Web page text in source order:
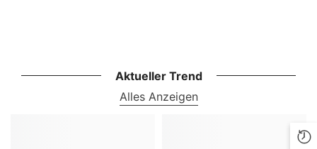
Aktueller Trend
Alles Anzeigen